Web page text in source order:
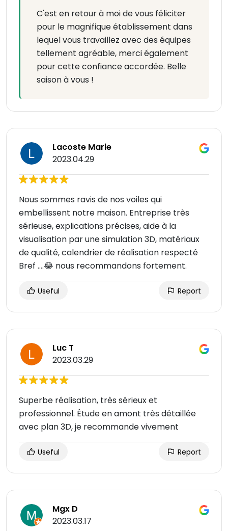
C'est en retour à moi de vous féliciter
pour le magnifique établissement dans
lequel vous travaillez avec des équipes
tellement agréable, merci également
pour cette confiance accordée. Belle
saison à vous !
Lacoste Marie
2023.04.29
Nous sommes ravis de nos voiles qui
embellissent notre maison. Entreprise très
sérieuse, explications précises, aide à la
visualisation par une simulation 3D, matériaux
de qualité, calendrier de réalisation respecté
Bref ….😂 nous recommandons fortement.
Useful Report
Luc T
2023.03.29
Superbe réalisation, très sérieux et
professionnel. Étude en amont très détaillée
avec plan 3D, je recommande vivement
Useful Report
Mgx D
2023.03.17